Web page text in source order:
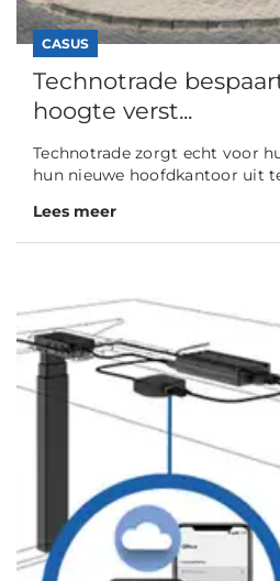
CASUS
Technotrade
hoogte verst...
Technotrade zorgt echt voor
hun nieuwe hoofdkantoor uit
Lees meer